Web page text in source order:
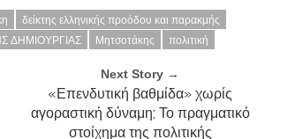
δείκτης ελληνικής προόδου και παρακμής
ΔΗΜΙΟΥΡΓΙΑΣ Μητσοτάκης πολιτική
Next Story →
«Επενδυτική βαθμίδα» χωρίς
αγοραστική δύναμη; Το πραγματικό
στοίχημα της πολιτικής